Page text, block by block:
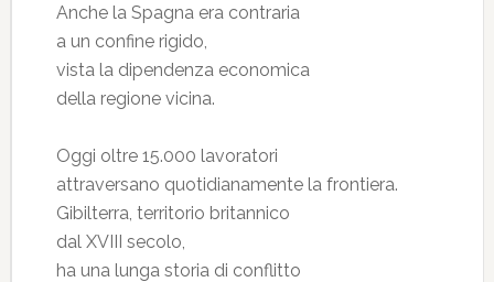
Anche la Spagna era contraria
a un confine rigido,
vista la dipendenza economica
della regione vicina.
Oggi oltre 15.000 lavoratori
attraversano quotidianamente la frontiera.
Gibilterra, territorio britannico
dal XVIII secolo,
ha una lunga storia di conflitto